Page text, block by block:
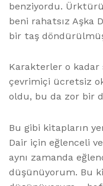
benziyordu.
beni rahatsız Aşka
bir taş
Karakterler o
çevrimiçi ücretsiz
oldu, bu da zor bir
Bu gibi kitapların
Dair için eğlenceli
aynı zamanda
düşünüyorum. Bu